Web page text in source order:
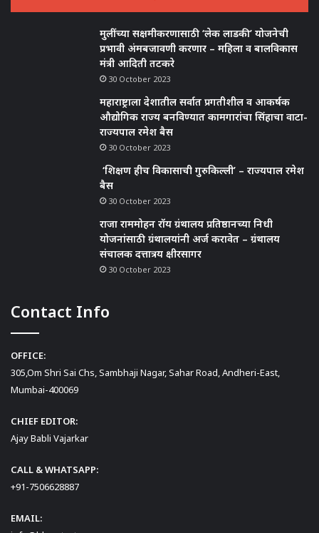
मुलींच्या सक्षमीकरणासाठी ‘लेक लाडकी’ योजनेची
प्रभावी अंमबजावणी करणार – महिला व बालविकास
मंत्री आदिती तटकरे
30 October 2023
महाराष्ट्राला देशातील सर्वात प्रगतीशील व आकर्षक
औद्योगिक राज्य बनविण्यात कामगारांचा सिंहाचा वाटा-
राज्यपाल रमेश बैस
30 October 2023
‘शिक्षण हीच विकासाची गुरुकिल्ली’ – राज्यपाल रमेश
बैस
30 October 2023
राजा राममोहन रॉय ग्रंथालय प्रतिष्ठानच्या निधी
योजनांसाठी ग्रंथालयांनी अर्ज करावेत – ग्रंथालय
संचालक दत्तात्रय क्षीरसागर
30 October 2023
Contact Info
OFFICE:
305,Om Shri Sai Chs, Sambhaji Nagar, Sahar Road, Andheri-East,
Mumbai-400069
CHIEF EDITOR:
Ajay Babli Vajarkar
CALL & WHATSAPP:
+91-7506628887
EMAIL: